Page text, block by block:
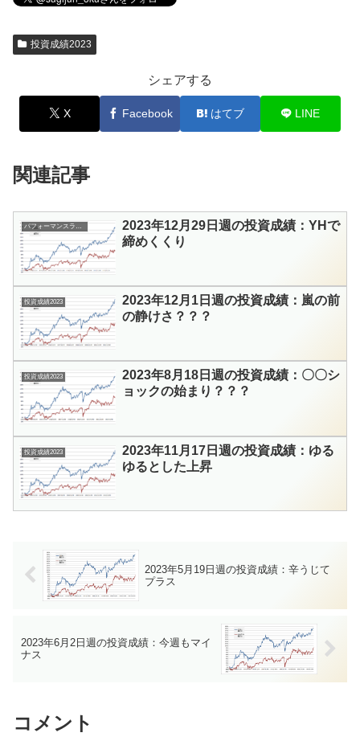
投資成績2023
シェアする
X Facebook はてブ LINE
関連記事
パフォーマンスランキング
2023年12月29日週の投資成績：YHで
締めくくり
投資成績2023
2023年12月1日週の投資成績：嵐の前
の静けさ？？？
投資成績2023
2023年8月18日週の投資成績：〇〇シ
ョックの始まり？？？
投資成績2023
2023年11月17日週の投資成績：ゆる
ゆるとした上昇
2023年5月19日週の投資成績：辛うじて
プラス
2023年6月2日週の投資成績：今週もマイ
ナス
コメント